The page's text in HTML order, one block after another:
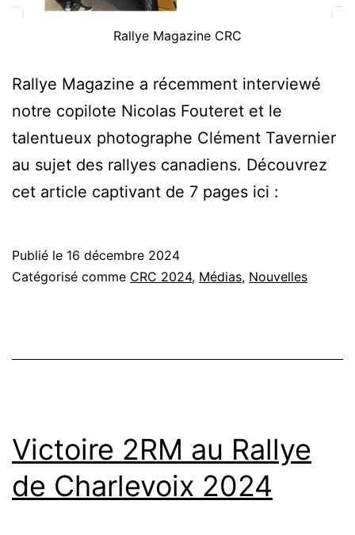
Rallye Magazine CRC
Rallye Magazine a récemment interviewé
notre copilote Nicolas Fouteret et le
talentueux photographe Clément Tavernier
au sujet des rallyes canadiens. Découvrez
cet article captivant de 7 pages ici :
Publié le 16 décembre 2024
Catégorisé comme CRC 2024, Médias, Nouvelles
Victoire 2RM au Rallye
de Charlevoix 2024